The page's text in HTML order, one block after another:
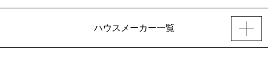
ハウスメーカー一覧